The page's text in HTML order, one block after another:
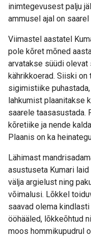
inimtegevusest palju
ammusel ajal on
Viimastel aastatel
pole kõret mõned
arvatakse süüdi olevat
kährikkoerad. Siiski
sigimistiike
lahkumist plaanitakse
saarele
kõretiike ja nende
Plaanis on ka
Lähimast
asustuseta Kumari
välja argielust ning
võimalusi. Lõkkel
saavad olema
ööhääled, lõkkeõhtud
moos hommikupudrul